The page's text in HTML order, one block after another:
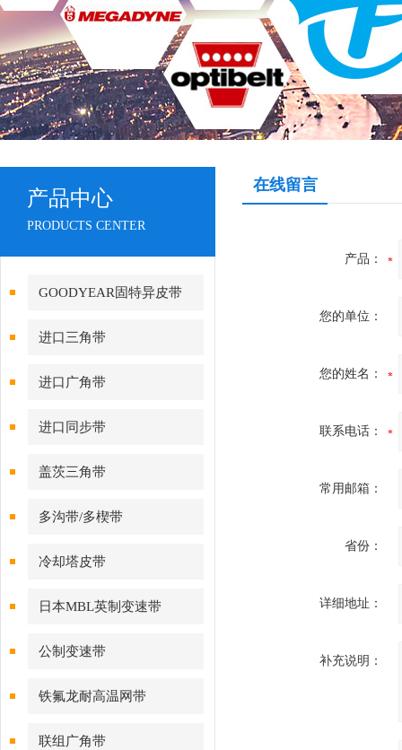
产品中心
PRODUCTS CENTER
GOODYEAR固特异皮带
进口三角带
进口广角带
进口同步带
盖茨三角带
多沟带/多楔带
冷却塔皮带
日本MBL英制变速带
公制变速带
铁氟龙耐高温网带
联组广角带
在线留言
产品：
您的单位：
您的姓名：
联系电话：
常用邮箱：
省份：
详细地址：
补充说明：